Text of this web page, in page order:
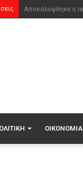
Συνάντηση
ΟΙΚΟΝΟΜΊΑ